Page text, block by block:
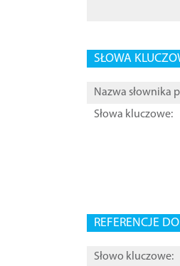
SŁOWA
Nazwa słownika
Słowa kluczowe:
REFERENCJE
Słowo kluczowe: